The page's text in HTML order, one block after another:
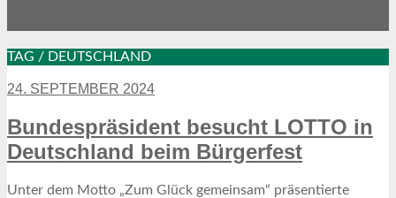
TAG / DEUTSCHLAND
24. SEPTEMBER 2024
Bundespräsident besucht LOTTO in
Deutschland beim Bürgerfest
Unter dem Motto „Zum Glück gemeinsam“ präsentierte